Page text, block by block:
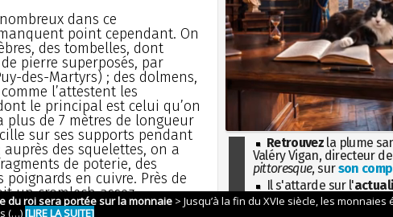
dans ce
point cependant. On
des tombelles, dont
pierre superposés, par
des-Martyrs) ; des dolmens,
l’attestent les
le principal est celui qu’on
plus de 7 mètres de longueur
sur ses supports pendant
des squelettes, on a
de poterie, des
en cuivre. Près de
un cromlech assez
Retrouvez la plume
Valéry Vigan, directeur de
pittoresque, surson
Il s'attarde sur l'
sociétaleavec la hauteur